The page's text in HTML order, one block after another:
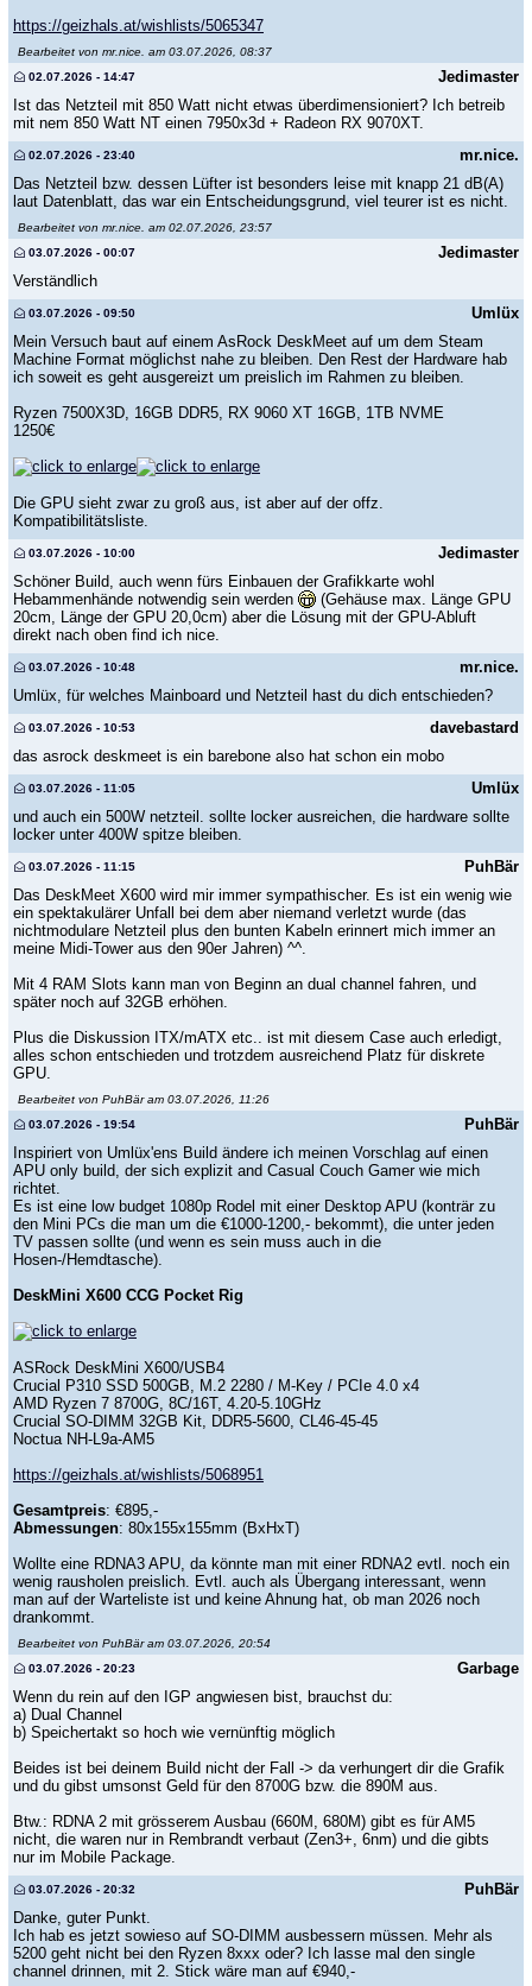
https://geizhals.at/wishlists/5065347
Bearbeitet von mr.nice. am 03.07.2026, 08:37
Jedimaster
02.07.2026 - 14:47
Ist das Netzteil mit 850 Watt nicht etwas überdimensioniert? Ich betreib
mit nem 850 Watt NT einen 7950x3d + Radeon RX 9070XT.
mr.nice.
02.07.2026 - 23:40
Das Netzteil bzw. dessen Lüfter ist besonders leise mit knapp 21 dB(A)
laut Datenblatt, das war ein Entscheidungsgrund, viel teurer ist es nicht.
Bearbeitet von mr.nice. am 02.07.2026, 23:57
Jedimaster
03.07.2026 - 00:07
Verständlich
Umlüx
03.07.2026 - 09:50
Mein Versuch baut auf einem AsRock DeskMeet auf um dem Steam
Machine Format möglichst nahe zu bleiben. Den Rest der Hardware hab
ich soweit es geht ausgereizt um preislich im Rahmen zu bleiben.
Ryzen 7500X3D, 16GB DDR5, RX 9060 XT 16GB, 1TB NVME
1250€
Die GPU sieht zwar zu groß aus, ist aber auf der offz.
Kompatibilitätsliste.
Jedimaster
03.07.2026 - 10:00
Schöner Build, auch wenn fürs Einbauen der Grafikkarte wohl
Hebammenhände notwendig sein werden
(Gehäuse max. Länge GPU
20cm, Länge der GPU 20,0cm) aber die Lösung mit der GPU-Abluft
direkt nach oben find ich nice.
mr.nice.
03.07.2026 - 10:48
Umlüx, für welches Mainboard und Netzteil hast du dich entschieden?
davebastard
03.07.2026 - 10:53
das asrock deskmeet is ein barebone also hat schon ein mobo
Umlüx
03.07.2026 - 11:05
und auch ein 500W netzteil. sollte locker ausreichen, die hardware sollte
locker unter 400W spitze bleiben.
PuhBär
03.07.2026 - 11:15
Das DeskMeet X600 wird mir immer sympathischer. Es ist ein wenig wie
ein spektakulärer Unfall bei dem aber niemand verletzt wurde (das
nichtmodulare Netzteil plus den bunten Kabeln erinnert mich immer an
meine Midi-Tower aus den 90er Jahren) ^^.
Mit 4 RAM Slots kann man von Beginn an dual channel fahren, und
später noch auf 32GB erhöhen.
Plus die Diskussion ITX/mATX etc.. ist mit diesem Case auch erledigt,
alles schon entschieden und trotzdem ausreichend Platz für diskrete
GPU.
Bearbeitet von PuhBär am 03.07.2026, 11:26
PuhBär
03.07.2026 - 19:54
Inspiriert von Umlüx'ens Build ändere ich meinen Vorschlag auf einen
APU only build, der sich explizit and Casual Couch Gamer wie mich
richtet.
Es ist eine low budget 1080p Rodel mit einer Desktop APU (konträr zu
den Mini PCs die man um die €1000-1200,- bekommt), die unter jeden
TV passen sollte (und wenn es sein muss auch in die
Hosen-/Hemdtasche).
DeskMini X600 CCG Pocket Rig
ASRock DeskMini X600/USB4
Crucial P310 SSD 500GB, M.2 2280 / M-Key / PCIe 4.0 x4
AMD Ryzen 7 8700G, 8C/16T, 4.20-5.10GHz
Crucial SO-DIMM 32GB Kit, DDR5-5600, CL46-45-45
Noctua NH-L9a-AM5
https://geizhals.at/wishlists/5068951
Gesamtpreis: €895,-
Abmessungen: 80x155x155mm (BxHxT)
Wollte eine RDNA3 APU, da könnte man mit einer RDNA2 evtl. noch ein
wenig rausholen preislich. Evtl. auch als Übergang interessant, wenn
man auf der Warteliste ist und keine Ahnung hat, ob man 2026 noch
drankommt.
Bearbeitet von PuhBär am 03.07.2026, 20:54
Garbage
03.07.2026 - 20:23
Wenn du rein auf den IGP angwiesen bist, brauchst du:
a) Dual Channel
b) Speichertakt so hoch wie vernünftig möglich
Beides ist bei deinem Build nicht der Fall -> da verhungert dir die Grafik
und du gibst umsonst Geld für den 8700G bzw. die 890M aus.
Btw.: RDNA 2 mit grösserem Ausbau (660M, 680M) gibt es für AM5
nicht, die waren nur in Rembrandt verbaut (Zen3+, 6nm) und die gibts
nur im Mobile Package.
PuhBär
03.07.2026 - 20:32
Danke, guter Punkt.
Ich hab es jetzt sowieso auf SO-DIMM ausbessern müssen. Mehr als
5200 geht nicht bei den Ryzen 8xxx oder? Ich lasse mal den single
channel drinnen, mit 2. Stick wäre man auf €940,-